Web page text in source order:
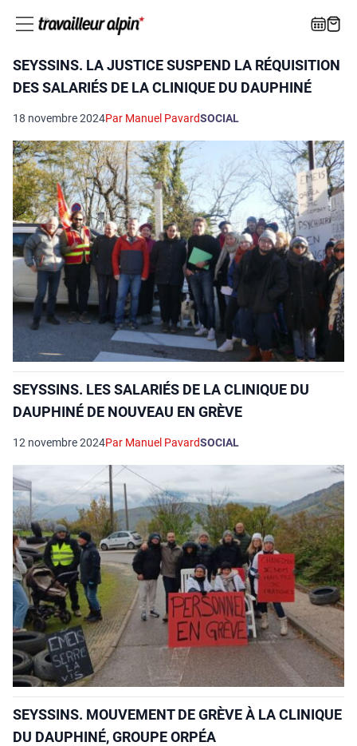
SEYSSINS. LA JUSTICE SUSPEND LA RÉQUISITION
DES SALARIÉS DE LA CLINIQUE DU DAUPHINÉ
18 novembre 2024Par Manuel PavardSOCIAL
SEYSSINS. LES SALARIÉS DE LA CLINIQUE DU
DAUPHINÉ DE NOUVEAU EN GRÈVE
12 novembre 2024Par Manuel PavardSOCIAL
SEYSSINS. MOUVEMENT DE GRÈVE À LA CLINIQUE
DU DAUPHINÉ, GROUPE ORPÉA